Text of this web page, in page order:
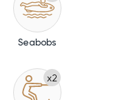
Seabobs
x2